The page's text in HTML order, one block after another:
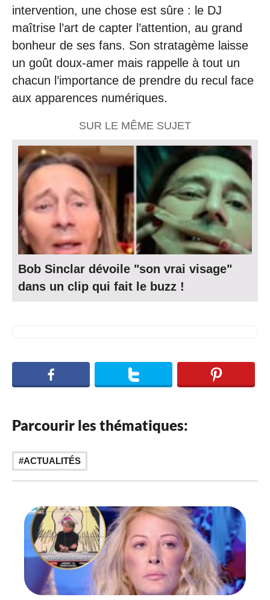
intervention, une chose est sûre : le DJ
maîtrise l’art de capter l’attention, au grand
bonheur de ses fans. Son stratagème laisse
un goût doux-amer mais rappelle à tout un
chacun l’importance de prendre du recul face
aux apparences numériques.
SUR LE MÊME SUJET
Bob Sinclar dévoile "son vrai visage"
dans un clip qui fait le buzz !
Parcourir les thématiques:
ACTUALITÉS